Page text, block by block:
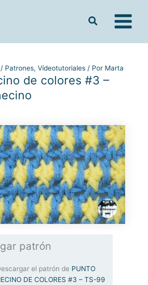
/ Patrones,Vídeotutoriales / Por Marta
de colores #3 –
patrón
el patrón de PUNTO
DE COLORES #3 – TS-99